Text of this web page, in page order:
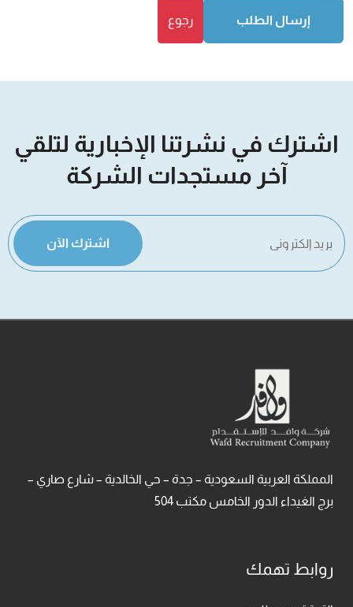
إرسال الطلب رجوع
اشترك في نشرتنا الإخبارية لتلقي
آخر مستجدات الشركة
اشترك الآن
المملكة العربية السعودية – جدة – حي الخالدية – شارع صاري –
برج الغيداء الدور الخامس مكتب 504
روابط تهمك